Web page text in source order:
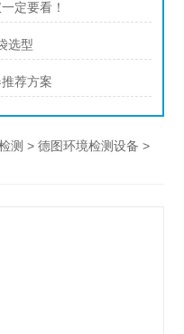
定要看！
选型
荐方案
测 >德图环境检测设备 >